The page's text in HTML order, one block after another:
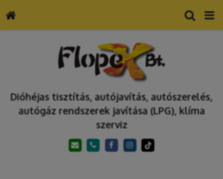
Dióhéjas tisztítás, autójavítás, autószerelés,
autógáz rendszerek javítása (LPG), klíma
szerviz